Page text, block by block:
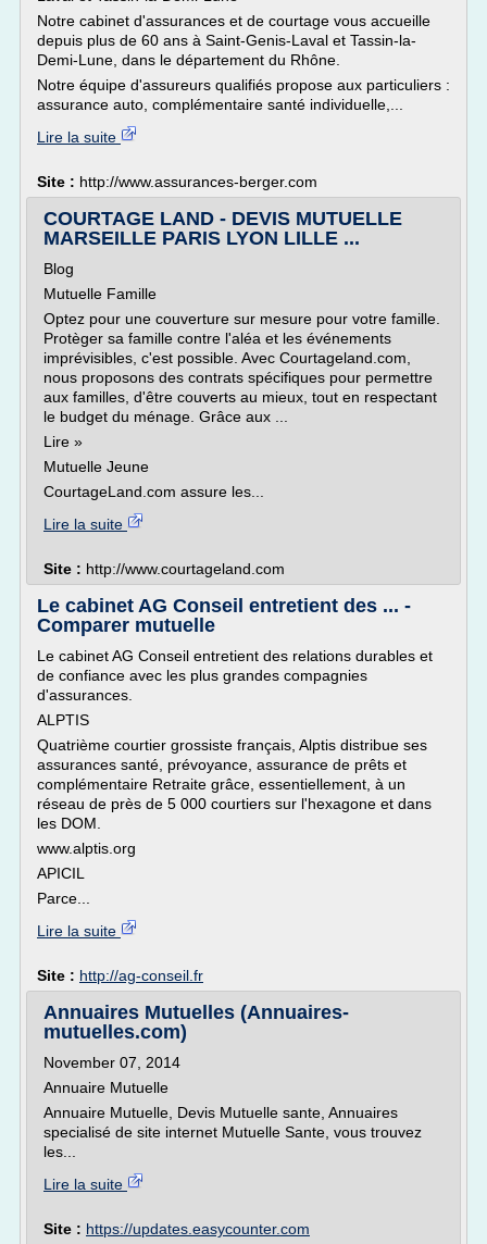
Notre cabinet d'assurances et de courtage vous accueille
depuis plus de 60 ans à Saint-Genis-Laval et Tassin-la-
Demi-Lune, dans le département du Rhône.
Notre équipe d'assureurs qualifiés propose aux particuliers :
assurance auto, complémentaire santé individuelle,...
Lire la suite
Site : http://www.assurances-berger.com
COURTAGE LAND - DEVIS MUTUELLE
MARSEILLE PARIS LYON LILLE ...
Blog
Mutuelle Famille
Optez pour une couverture sur mesure pour votre famille.
Protèger sa famille contre l'aléa et les événements
imprévisibles, c'est possible. Avec Courtageland.com,
nous proposons des contrats spécifiques pour permettre
aux familles, d'être couverts au mieux, tout en respectant
le budget du ménage. Grâce aux ...
Lire »
Mutuelle Jeune
CourtageLand.com assure les...
Lire la suite
Site : http://www.courtageland.com
Le cabinet AG Conseil entretient des ... -
Comparer mutuelle
Le cabinet AG Conseil entretient des relations durables et
de confiance avec les plus grandes compagnies
d'assurances.
ALPTIS
Quatrième courtier grossiste français, Alptis distribue ses
assurances santé, prévoyance, assurance de prêts et
complémentaire Retraite grâce, essentiellement, à un
réseau de près de 5 000 courtiers sur l'hexagone et dans
les DOM.
www.alptis.org
APICIL
Parce...
Lire la suite
Site : http://ag-conseil.fr
Annuaires Mutuelles (Annuaires-
mutuelles.com)
November 07, 2014
Annuaire Mutuelle
Annuaire Mutuelle, Devis Mutuelle sante, Annuaires
specialisé de site internet Mutuelle Sante, vous trouvez
les...
Lire la suite
Site : https://updates.easycounter.com